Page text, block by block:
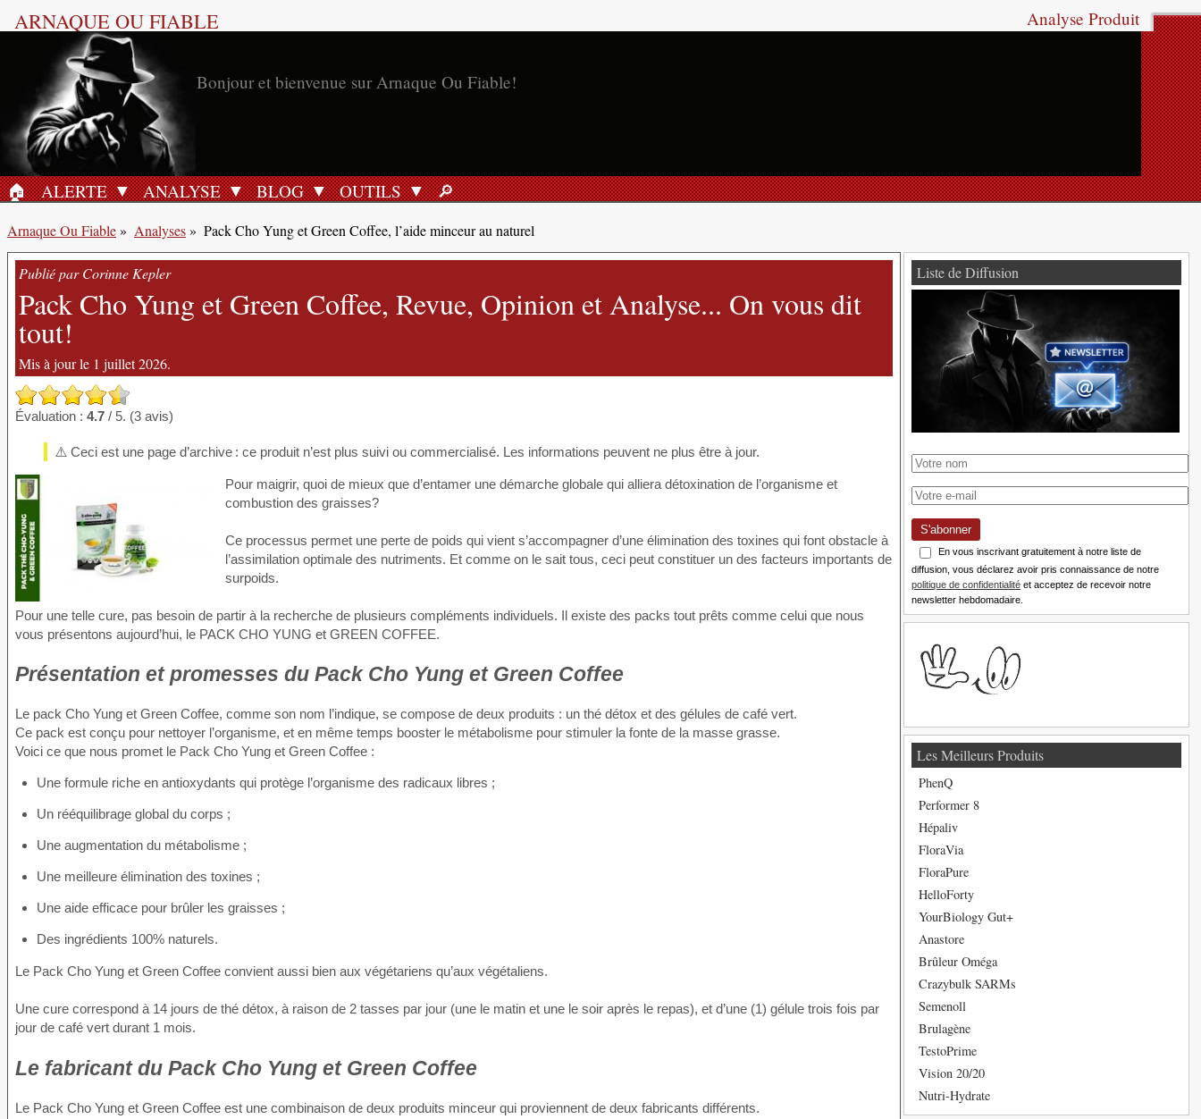
ARNAQUE OU FIABLE Analyse Produit
ACCUEIL
🏠︎ ALERTE ANALYSE BLOG OUTILS RECHERCHER
🔎︎
Arnaque Ou Fiable» Analyses» Pack Cho Yung et Green Coffee, l’aide minceur au naturel
Publié par Corinne Kepler
Pack Cho Yung et Green Coffee, Revue, Opinion et Analyse... On vous dit
tout!
Mis à jour le 1 juillet 2026.
Évaluation : 4.7 / 5. (3 avis)
⚠️ Ceci est une page d’archive : ce produit n’est plus suivi ou commercialisé. Les informations peuvent ne plus être à jour.
Pour maigrir, quoi de mieux que d’entamer une démarche globale qui alliera détoxination de l’organisme et
combustion des graisses?
Ce processus permet une perte de poids qui vient s’accompagner d’une élimination des toxines qui font obstacle à
l’assimilation optimale des nutriments. Et comme on le sait tous, ceci peut constituer un des facteurs importants de
surpoids.
Pour une telle cure, pas besoin de partir à la recherche de plusieurs compléments individuels. Il existe des packs tout prêts comme celui que nous
vous présentons aujourd’hui, le PACK CHO YUNG et GREEN COFFEE.
Présentation et promesses du Pack Cho Yung et Green Coffee
Le pack Cho Yung et Green Coffee, comme son nom l’indique, se compose de deux produits : un thé détox et des gélules de café vert.
Ce pack est conçu pour nettoyer l’organisme, et en même temps booster le métabolisme pour stimuler la fonte de la masse grasse.
Voici ce que nous promet le Pack Cho Yung et Green Coffee :
Une formule riche en antioxydants qui protège l’organisme des radicaux libres ;
Un rééquilibrage global du corps ;
Une augmentation du métabolisme ;
Une meilleure élimination des toxines ;
Une aide efficace pour brûler les graisses ;
Des ingrédients 100% naturels.
Le Pack Cho Yung et Green Coffee convient aussi bien aux végétariens qu’aux végétaliens.
Une cure correspond à 14 jours de thé détox, à raison de 2 tasses par jour (une le matin et une le soir après le repas), et d’une (1) gélule trois fois par
jour de café vert durant 1 mois.
Le fabricant du Pack Cho Yung et Green Coffee
Le Pack Cho Yung et Green Coffee est une combinaison de deux produits minceur qui proviennent de deux fabricants différents.
Liste de Diffusion
S'abonner
En vous inscrivant gratuitement à notre liste de
diffusion, vous déclarez avoir pris connaissance de notre
politique de confidentialité et acceptez de recevoir notre
newsletter hebdomadaire.
Les Meilleurs Produits
PhenQ
Performer 8
Hépaliv
FloraVia
FloraPure
HelloForty
YourBiology Gut+
Anastore
Brûleur Oméga
Crazybulk SARMs
Semenoll
Brulagène
TestoPrime
Vision 20/20
Nutri-Hydrate